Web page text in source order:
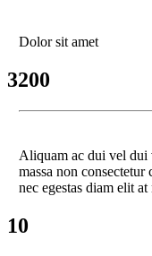
Dolor sit amet
3200
Aliquam ac dui vel dui
massa non
nec egestas diam elit at
10